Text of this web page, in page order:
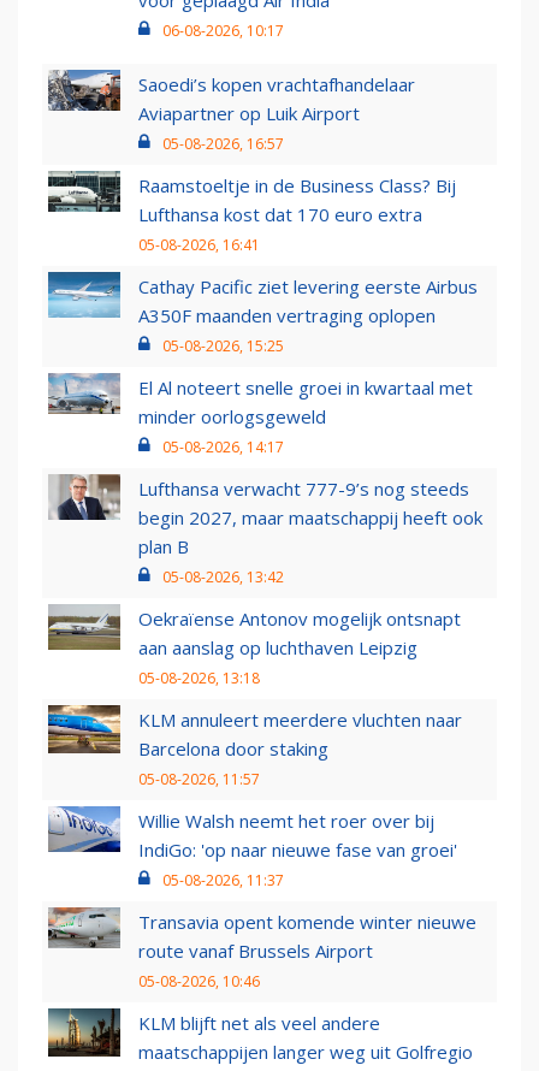
06-08-2026, 10:17
Saoedi’s kopen vrachtafhandelaar
Aviapartner op Luik Airport
05-08-2026, 16:57
Raamstoeltje in de Business Class? Bij
Lufthansa kost dat 170 euro extra
05-08-2026, 16:41
Cathay Pacific ziet levering eerste Airbus
A350F maanden vertraging oplopen
05-08-2026, 15:25
El Al noteert snelle groei in kwartaal met
minder oorlogsgeweld
05-08-2026, 14:17
Lufthansa verwacht 777-9’s nog steeds
begin 2027, maar maatschappij heeft ook
plan B
05-08-2026, 13:42
Oekraïense Antonov mogelijk ontsnapt
aan aanslag op luchthaven Leipzig
05-08-2026, 13:18
KLM annuleert meerdere vluchten naar
Barcelona door staking
05-08-2026, 11:57
Willie Walsh neemt het roer over bij
IndiGo: 'op naar nieuwe fase van groei'
05-08-2026, 11:37
Transavia opent komende winter nieuwe
route vanaf Brussels Airport
05-08-2026, 10:46
KLM blijft net als veel andere
maatschappijen langer weg uit Golfregio